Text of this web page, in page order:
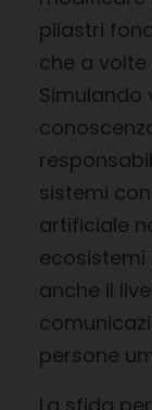
pilastri
che a
Simulando
sistemi
artificiale
anche il
persone